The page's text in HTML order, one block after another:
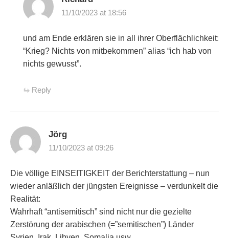
11/10/2023 at 18:56
und am Ende erklären sie in all ihrer Oberflächlichkeit:
“Krieg? Nichts von mitbekommen” alias “ich hab von
nichts gewusst”.
Reply
Jörg
11/10/2023 at 09:26
Die völlige EINSEITIGKEIT der Berichterstattung – nun
wieder anläßlich der jüngsten Ereignisse – verdunkelt die
Realität:
Wahrhaft “antisemitisch” sind nicht nur die gezielte
Zerstörung der arabischen (=”semitischen”) Länder